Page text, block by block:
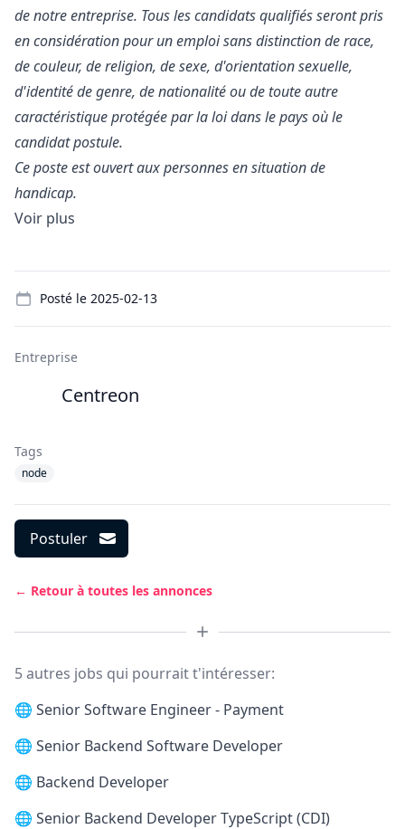
de notre entreprise. Tous les candidats qualifiés seront pris
en considération pour un emploi sans distinction de race,
de couleur, de religion, de sexe, d'orientation sexuelle,
d'identité de genre, de nationalité ou de toute autre
caractéristique protégée par la loi dans le pays où le
candidat postule.
Ce poste est ouvert aux personnes en situation de
handicap.
Voir plus
Posté le 2025-02-13
Entreprise
Centreon
Tags
node
Postuler
← Retour à toutes les annonces
5 autres jobs qui pourrait t'intéresser:
🌐 Senior Software Engineer - Payment
🌐 Senior Backend Software Developer
🌐 Backend Developer
🌐 Senior Backend Developer TypeScript (CDI)